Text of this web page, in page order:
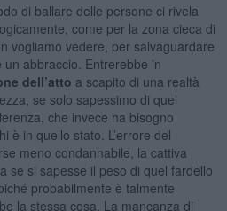
di ballare delle persone ci rivela
come per la zona cieca di
vogliamo vedere, per salvaguardare
abbraccio. Entrerebbe in
dell’atto a scapito di una realtà
se solo sapessimo di quel
che invece ha bisogno
è in quello stato. L’errore del
meno condannabile, la cattiva
se si sapesse il peso di quel fardello
probabilmente è talmente
la stessa cosa. La mancanza di